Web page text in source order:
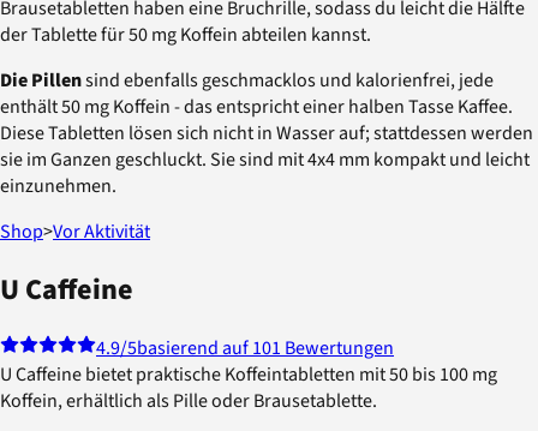
Brausetabletten haben eine Bruchrille, sodass du leicht die Hälfte
der Tablette für 50 mg Koffein abteilen kannst.
Die Pillensind ebenfalls geschmacklos und kalorienfrei, jede
enthält 50 mg Koffein - das entspricht einer halben Tasse Kaffee.
Diese Tabletten lösen sich nicht in Wasser auf; stattdessen werden
sie im Ganzen geschluckt. Sie sind mit 4x4 mm kompakt und leicht
einzunehmen.
Shop>Vor Aktivität
U Caffeine
4.9/5basierend auf 101 Bewertungen
U Caffeine bietet praktische Koffeintabletten mit 50 bis 100 mg
Koffein, erhältlich als Pille oder Brausetablette.